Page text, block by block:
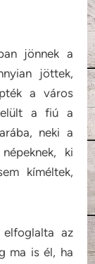
jönnek a
jöttek,
a város
a fiú a
neki a
ki
kíméltek,
az
ma is él, ha